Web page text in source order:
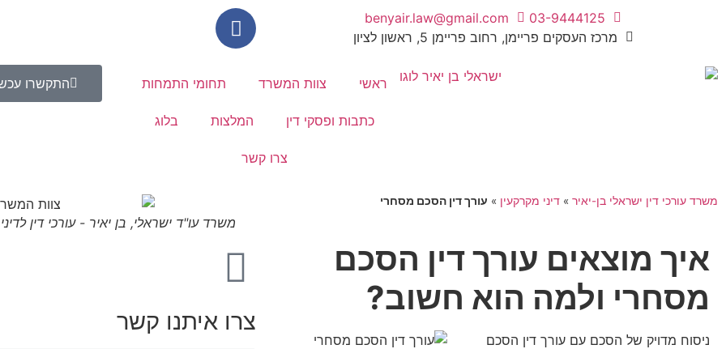
03-9444125
benyair.law@gmail.com
מרכז העסקים פריימן, רחוב פריימן 5, ראשון לציון
ראשי צוות המשרד תחומי התמחות
כתבות ופסקי דין המלצות בלוג
צרו קשר
התקשרו
משרד עורכי דין ישראלי בן-יאיר » דיני מקרקעין » עורך דין הסכם מסחרי
איך מוצאים עורך דין הסכם
מסחרי ולמה הוא חשוב?
ניסוח מדויק של הסכם עם עורך דין הסכם
משרד עו"ד ישראלי, בן יאיר - עורכי דין
צרו איתנו קשר